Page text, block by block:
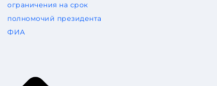
ограничения на срок
полномочий президента
ФИА